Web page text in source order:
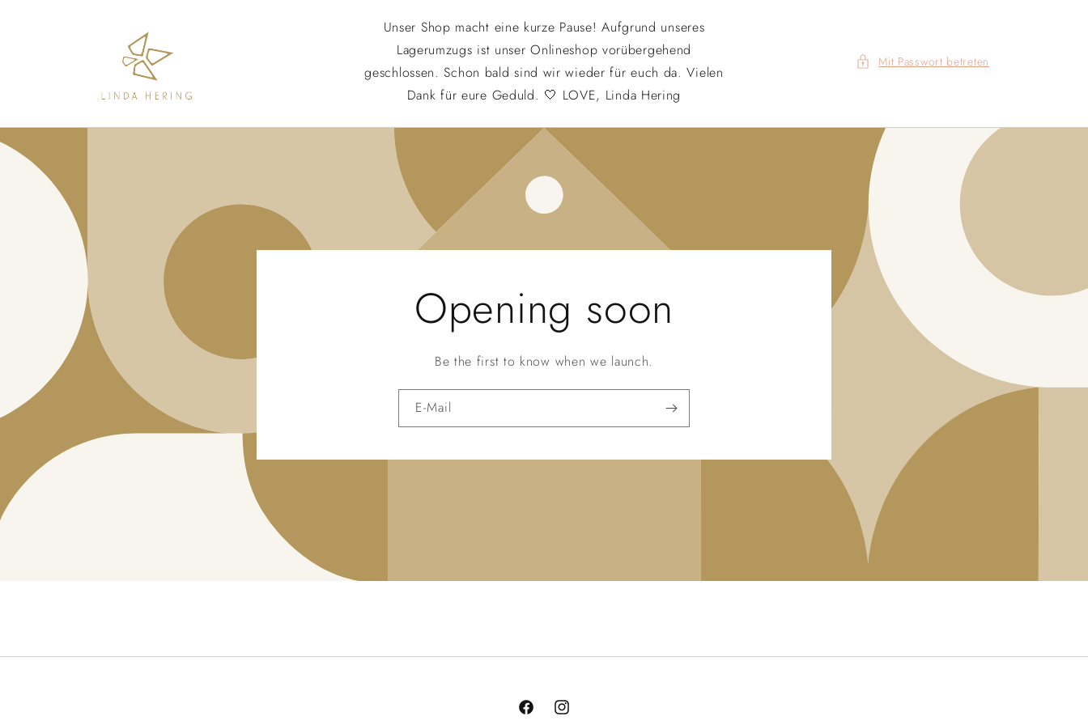
Unser Shop macht eine kurze Pause! Aufgrund unseres
Lagerumzugs ist unser Onlineshop vorübergehend
geschlossen. Schon bald sind wir wieder für euch da. Vielen
Dank für eure Geduld. 🤍 LOVE, Linda Hering
Mit Passwort betreten
Opening soon
Be the first to know when we launch.
E-Mail
FacebookInstagram